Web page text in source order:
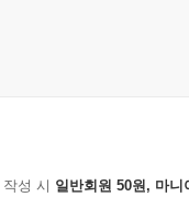
엔지니어의 시행착오
움의 관리
성 시 일반회원 50원, 마니